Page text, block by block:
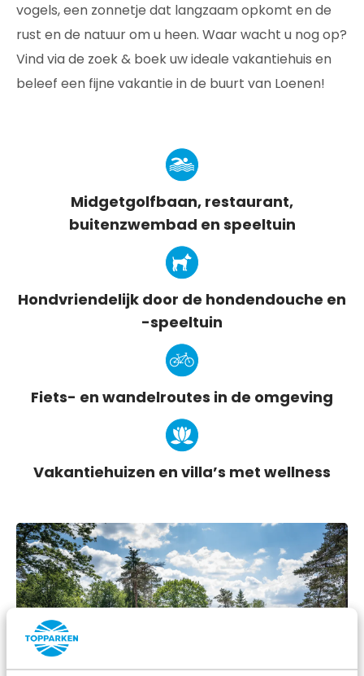
vogels, een zonnetje dat langzaam opkomt en de
rust en de natuur om u heen. Waar wacht u nog op?
Vind via de zoek & boek uw ideale vakantiehuis en
beleef een fijne vakantie in de buurt van Loenen!
Midgetgolfbaan, restaurant,
buitenzwembad en speeltuin
Hondvriendelijk door de hondendouche en
-speeltuin
Fiets- en wandelroutes in de omgeving
Vakantiehuizen en villa’s met wellness